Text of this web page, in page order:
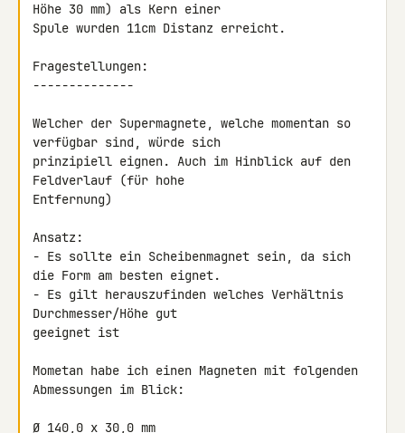
Höhe 30 mm) als Kern einer
Spule wurden 11cm Distanz erreicht.
Fragestellungen:
--------------
Welcher der Supermagnete, welche momentan so
verfügbar sind, würde sich
prinzipiell eignen. Auch im Hinblick auf den
Feldverlauf (für hohe
Entfernung)
Ansatz:
- Es sollte ein Scheibenmagnet sein, da sich
die Form am besten eignet.
- Es gilt herauszufinden welches Verhältnis
Durchmesser/Höhe gut
geeignet ist
Mometan habe ich einen Magneten mit folgenden
Abmessungen im Blick:
Ø 140,0 x 30,0 mm